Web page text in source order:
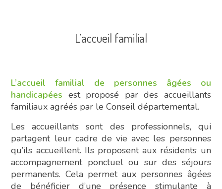
L’accueil familial
L’accueil familial de personnes âgées ou
handicapées est proposé par des accueillants
familiaux agréés par le Conseil départemental.
Les accueillants sont des professionnels, qui
partagent leur cadre de vie avec les personnes
qu’ils accueillent. Ils proposent aux résidents un
accompagnement ponctuel ou sur des séjours
permanents. Cela permet aux personnes âgées
de bénéficier d’une présence stimulante à